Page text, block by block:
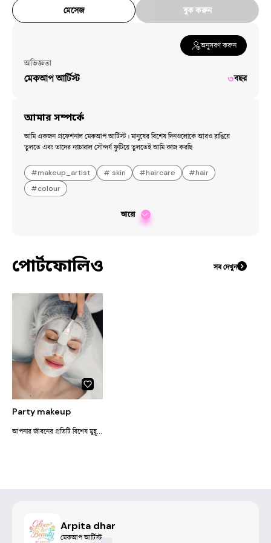
মেসেজ বুক করুন
অনুসরণ করুন
অভিজ্ঞতা
মেকআপ আর্টিস্ট ৩বছর
আমার সম্পর্কে
আমি একজন প্রফেশনাল মেকআপ আর্টিস্ট। মানুষের বিশেষ দিনগুলোকে আরও রাঙিয়ে
তুলতে এবং তাদের ন্যাচারাল সৌন্দর্য ফুটিয়ে তুলতেই আমি কাজ করছি
#makeup_artist # skin #haircare #hair
#colour
আরো
পোর্টফোলিও সব দেখুন
Party makeup
আপনার জীবনের প্রতিটি বিশেষ মুহূর্তে আপনাকে সেরা দেখানোর দায়িত্ব আমার। বুকিং বা কনসাল্টেশনের জন্য যোগাযোগ করতে পারেন।
Arpita dhar
মেকআপ আর্টিস্ট